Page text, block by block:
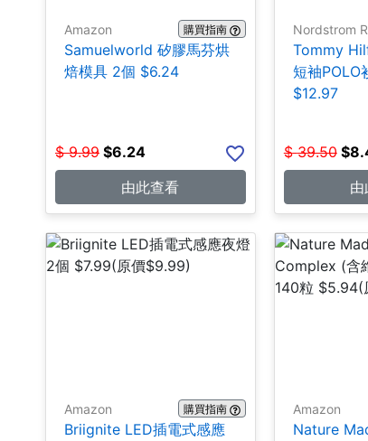
Amazon 購買指南
Samuelworld 矽膠馬芬烘
焙模具 2個 $6.24
$ 9.99 $6.24
由此查看
Nordstrom
Tommy
短袖
$12.97
$ 39.50 $
Amazon 購買指南
Briignite LED插電式感應
Amazon
Nature